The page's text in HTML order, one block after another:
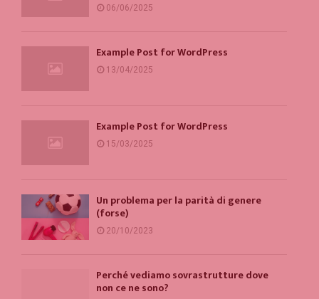
06/06/2025
Example Post for WordPress
13/04/2025
Example Post for WordPress
15/03/2025
Un problema per la parità di genere
(forse)
20/10/2023
Perché vediamo sovrastrutture dove
non ce ne sono?